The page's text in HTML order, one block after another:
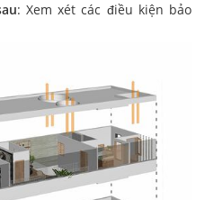
: Xem xét các điều kiện bảo